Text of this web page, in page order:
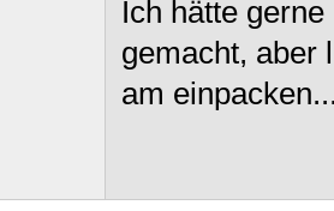
Ich hätte
gemacht, aber
am